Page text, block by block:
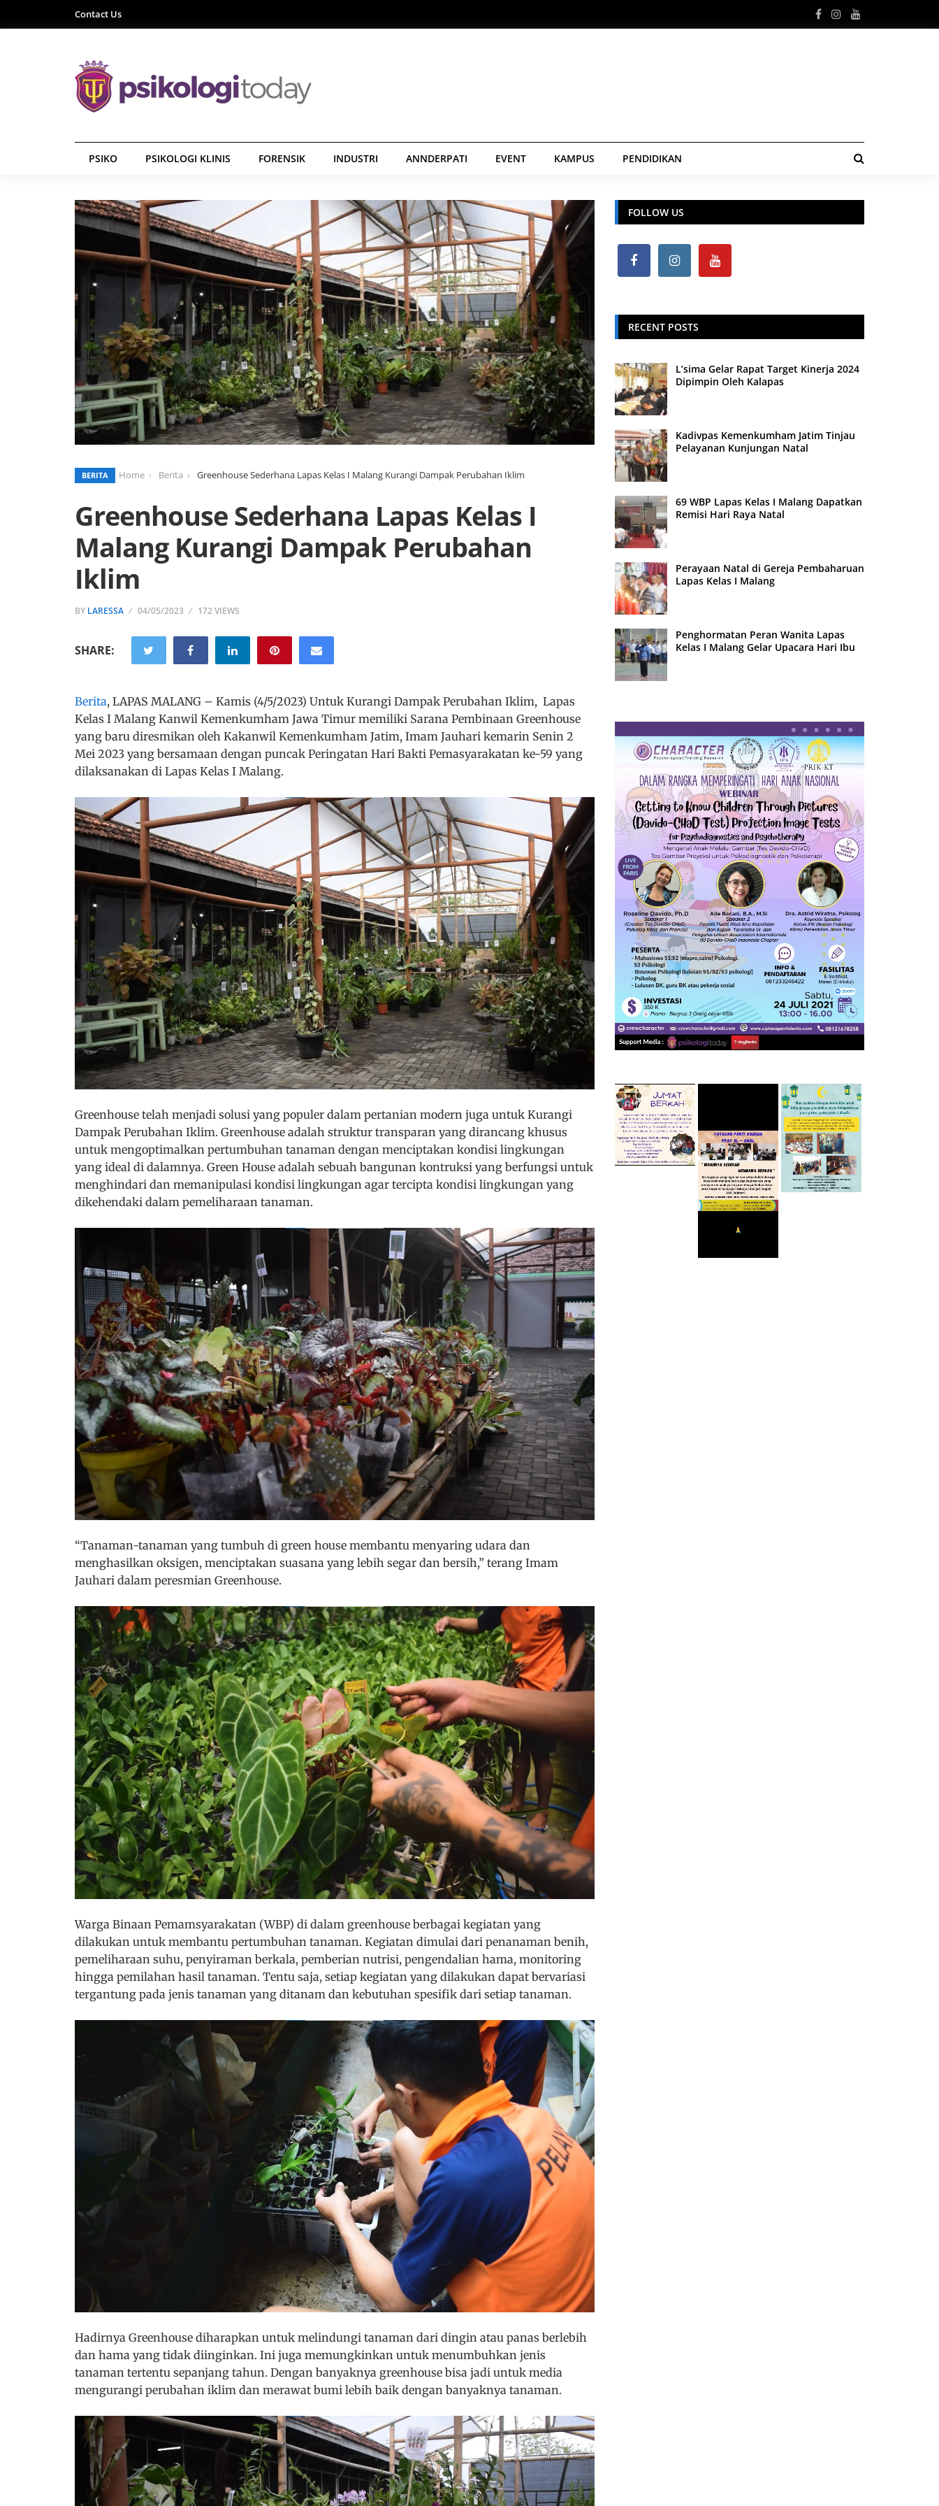
Contact Us
PSIKO PSIKOLOGI KLINIS FORENSIK INDUSTRI ANNDERPATI EVENT KAMPUS PENDIDIKAN
BERITA Home Berita Greenhouse Sederhana Lapas Kelas I Malang Kurangi Dampak Perubahan Iklim
Greenhouse Sederhana Lapas Kelas I
Malang Kurangi Dampak Perubahan
Iklim
BY LARESSA 04/05/2023 172 VIEWS
SHARE:
Berita, LAPAS MALANG – Kamis (4/5/2023) Untuk Kurangi Dampak Perubahan Iklim, Lapas
Kelas I Malang Kanwil Kemenkumham Jawa Timur memiliki Sarana Pembinaan Greenhouse
yang baru diresmikan oleh Kakanwil Kemenkumham Jatim, Imam Jauhari kemarin Senin 2
Mei 2023 yang bersamaan dengan puncak Peringatan Hari Bakti Pemasyarakatan ke-59 yang
dilaksanakan di Lapas Kelas I Malang.
Greenhouse telah menjadi solusi yang populer dalam pertanian modern juga untuk Kurangi
Dampak Perubahan Iklim. Greenhouse adalah struktur transparan yang dirancang khusus
untuk mengoptimalkan pertumbuhan tanaman dengan menciptakan kondisi lingkungan
yang ideal di dalamnya. Green House adalah sebuah bangunan kontruksi yang berfungsi untuk
menghindari dan memanipulasi kondisi lingkungan agar tercipta kondisi lingkungan yang
dikehendaki dalam pemeliharaan tanaman.
“Tanaman-tanaman yang tumbuh di green house membantu menyaring udara dan
menghasilkan oksigen, menciptakan suasana yang lebih segar dan bersih,” terang Imam
Jauhari dalam peresmian Greenhouse.
Warga Binaan Pemamsyarakatan (WBP) di dalam greenhouse berbagai kegiatan yang
dilakukan untuk membantu pertumbuhan tanaman. Kegiatan dimulai dari penanaman benih,
pemeliharaan suhu, penyiraman berkala, pemberian nutrisi, pengendalian hama, monitoring
hingga pemilahan hasil tanaman. Tentu saja, setiap kegiatan yang dilakukan dapat bervariasi
tergantung pada jenis tanaman yang ditanam dan kebutuhan spesifik dari setiap tanaman.
Hadirnya Greenhouse diharapkan untuk melindungi tanaman dari dingin atau panas berlebih
dan hama yang tidak diinginkan. Ini juga memungkinkan untuk menumbuhkan jenis
tanaman tertentu sepanjang tahun. Dengan banyaknya greenhouse bisa jadi untuk media
mengurangi perubahan iklim dan merawat bumi lebih baik dengan banyaknya tanaman.
FOLLOW US
RECENT POSTS
L’sima Gelar Rapat Target Kinerja 2024
Dipimpin Oleh Kalapas
Kadivpas Kemenkumham Jatim Tinjau
Pelayanan Kunjungan Natal
69 WBP Lapas Kelas I Malang Dapatkan
Remisi Hari Raya Natal
Perayaan Natal di Gereja Pembaharuan
Lapas Kelas I Malang
Penghormatan Peran Wanita Lapas
Kelas I Malang Gelar Upacara Hari Ibu